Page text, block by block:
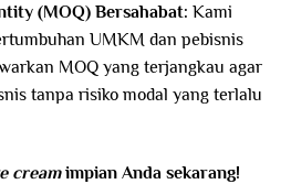
(MOQ) Bersahabat: Kami
UMKM dan pebisnis
MOQ yang terjangkau agar
tanpa risiko modal yang terlalu
creamimpian Anda sekarang!